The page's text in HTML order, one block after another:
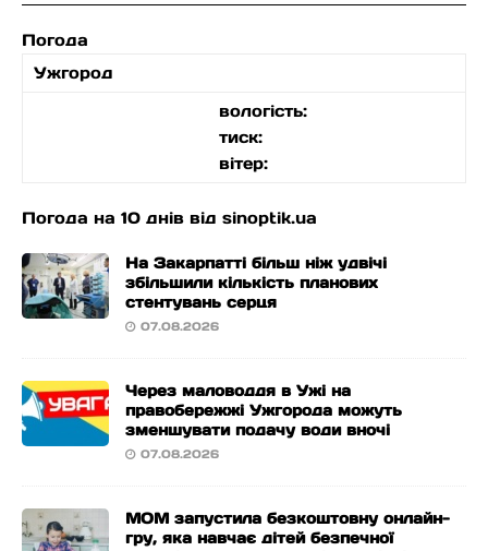
Погода
Ужгород
вологість:
тиск:
вітер:
Погода на 10 днів від sinoptik.ua
На Закарпатті більш ніж удвічі
збільшили кількість планових
стентувань серця
07.08.2026
Через маловоддя в Ужі на
правобережжі Ужгорода можуть
зменшувати подачу води вночі
07.08.2026
МОМ запустила безкоштовну онлайн-
гру, яка навчає дітей безпечної